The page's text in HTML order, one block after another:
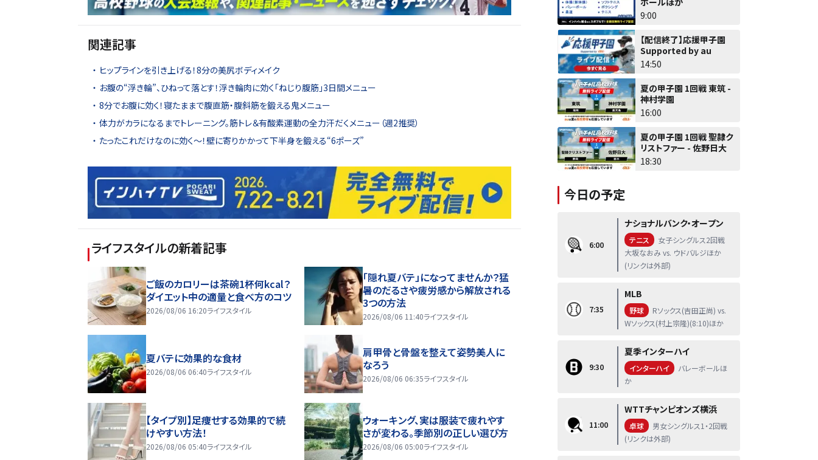
関連記事
ヒップラインを引き上げる！8分の美尻ボディメイク
お腹の“浮き輪”、ひねって落とす！浮き輪肉に効く「ねじり腹筋」3日間メニュー
8分でお腹に効く！寝たままで腹直筋・腹斜筋を鍛える鬼メニュー
体力がカラになるまでトレーニング。筋トレ＆有酸素運動の全力汗だくメニュー（週2推奨）
たったこれだけなのに効く～！壁に寄りかかって下半身を鍛える“6ポーズ”
ライフスタイルの新着記事
ご飯のカロリーは茶碗1杯何kcal？
ダイエット中の適量と食べ方のコツ
2026/08/06 16:20ライフスタイル
「隠れ夏バテ」になってませんか？猛
暑のだるさや疲労感から解放される
3つの方法
2026/08/06 11:40ライフスタイル
夏バテに効果的な食材
2026/08/06 06:40ライフスタイル
肩甲骨と骨盤を整えて姿勢美人に
なろう
2026/08/06 06:35ライフスタイル
【タイプ別】足痩せする効果的で続
けやすい方法！
2026/08/06 05:40ライフスタイル
ウォーキング、実は服装で疲れやす
さが変わる。季節別の正しい選び方
2026/08/06 05:00ライフスタイル
9:00
【配信終了】応援甲子園
Supported by au
14:50
夏の甲子園 1回戦 東筑 -
神村学園
16:00
夏の甲子園 1回戦 聖隷ク
リストファー - 佐野日大
18:30
今日の予定
6:00
ナショナルバンク・オープン
テニス
女子シングルス2回戦
大坂なおみ vs. ウドバルジほか
(リンクは外部)
7:35
MLB
野球
Rソックス(吉田正尚) vs.
Wソックス(村上宗隆)(8:10)ほか
9:30
夏季インターハイ
インターハイ
バレーボールほ
か
11:00
WTTチャンピオンズ横浜
卓球
男女シングルス1・2回戦
(リンクは外部)